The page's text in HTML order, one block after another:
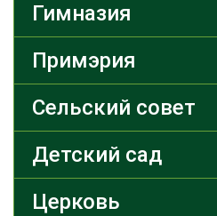
Гимназия
Примэрия
Сельский совет
Детский сад
Церковь